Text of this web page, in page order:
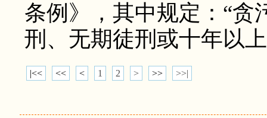
条例》，其中规定：“贪
刑、无期徒刑或十年以
|<< << < 1 2 > >> >>|